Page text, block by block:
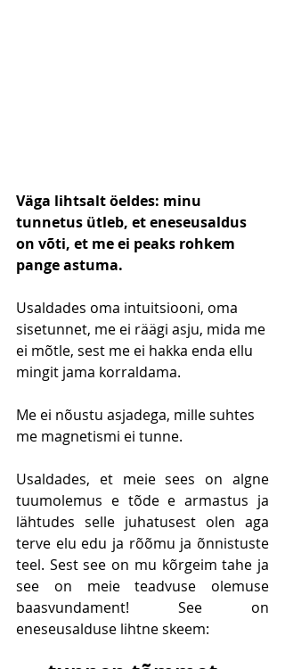
Väga lihtsalt öeldes: minu
tunnetus ütleb, et eneseusaldus
on võti, et me ei peaks rohkem
pange astuma.
Usaldades oma intuitsiooni, oma
sisetunnet, me ei räägi asju, mida me
ei mõtle, sest me ei hakka enda ellu
mingit jama korraldama.
Me ei nõustu asjadega, mille suhtes
me magnetismi ei tunne.
Usaldades, et meie sees on algne
tuumolemus e tõde e armastus ja
lähtudes selle juhatusest olen aga
terve elu edu ja rõõmu ja õnnistuste
teel. Sest see on mu kõrgeim tahe ja
see on meie teadvuse olemuse
baasvundament! See on
eneseusalduse lihtne skeem: